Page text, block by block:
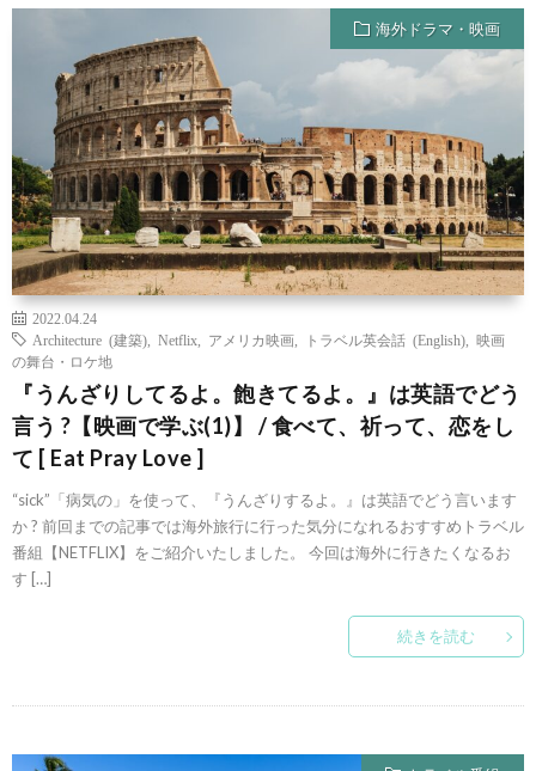
海外ドラマ・映画
2022.04.24
Architecture (建築)
Netflix アメリカ映画 トラベル英会話 (English)
映画
の舞台・ロケ地
『うんざりしてるよ。飽きてるよ。』は英語でどう
言う ?【映画で学ぶ(1)】 / 食べて、祈って、恋をし
て [ Eat Pray Love ]
“sick”「病気の」を使って、『うんざりするよ。』は英語でどう言います
か ? 前回までの記事では海外旅行に行った気分になれるおすすめトラベル
番組【NETFLIX】をご紹介いたしました。 今回は海外に行きたくなるお
す […]
続きを読む